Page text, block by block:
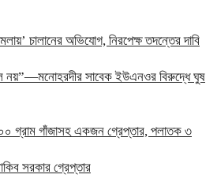
চালানের অভিযোগ, নিরপেক্ষ তদন্তের দাবি
নয়”—মনোহরদীর সাবেক ইউএনওর বিরুদ্ধে ঘুষ
গ্রাম গাঁজাসহ একজন গ্রেপ্তার, পলাতক ৩
সরকার গ্রেপ্তার